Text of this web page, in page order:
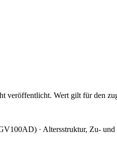
veröffentlicht. Wert gilt für den
· Altersstruktur, Zu-